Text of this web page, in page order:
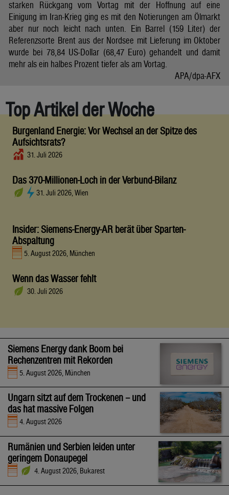
starken Rückgang vom Vortag mit der Hoffnung auf eine
Einigung im Iran-Krieg ging es mit den Notierungen am Ölmarkt
aber nur noch leicht nach unten. Ein Barrel (159 Liter) der
Referenzsorte Brent aus der Nordsee mit Lieferung im Oktober
wurde bei 78,84 US-Dollar (68,47 Euro) gehandelt und damit
mehr als ein halbes Prozent tiefer als am Vortag.
APA/dpa-AFX
Top Artikel der Woche
Burgenland Energie: Vor Wechsel an der Spitze des
Aufsichtsrats?
31. Juli 2026
Das 370-Millionen-Loch in der Verbund-Bilanz
31. Juli 2026, Wien
Insider: Siemens-Energy-AR berät über Sparten-
Abspaltung
5. August 2026, München
Wenn das Wasser fehlt
30. Juli 2026
Siemens Energy dank Boom bei
Rechenzentren mit Rekorden
5. August 2026, München
Ungarn sitzt auf dem Trockenen – und
das hat massive Folgen
4. August 2026
Rumänien und Serbien leiden unter
geringem Donaupegel
4. August 2026, Bukarest